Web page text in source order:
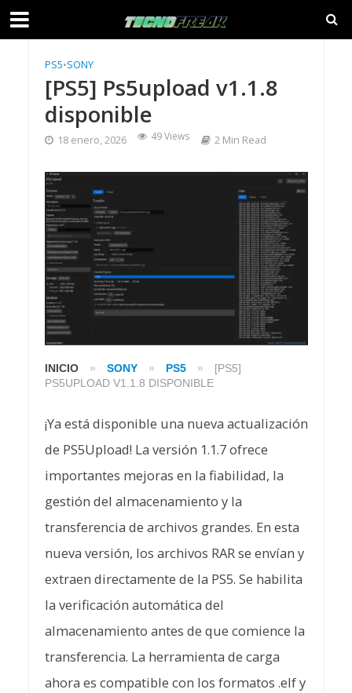
PS5•SONY
[PS5] Ps5upload v1.1.8
disponible
18 enero, 2026 49 Views 2 Min Read
INICIO » SONY » PS5 »
[PS5]
PS5UPLOAD V1.1.8 DISPONIBLE
¡Ya está disponible una nueva actualización
de PS5Upload! La versión 1.1.7 ofrece
importantes mejoras en la fiabilidad, la
gestión del almacenamiento y la
transferencia de archivos grandes. En esta
nueva versión, los archivos RAR se envían y
extraen directamente de la PS5. Se habilita
la verificación automática del
almacenamiento antes de que comience la
transferencia. La herramienta de carga
ahora es compatible con los formatos .elf y